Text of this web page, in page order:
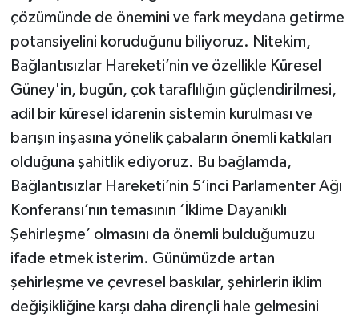
çözümünde de önemini ve fark meydana getirme
potansiyelini koruduğunu biliyoruz. Nitekim,
Bağlantısızlar Hareketi’nin ve özellikle Küresel
Güney'in, bugün, çok taraflılığın güçlendirilmesi,
adil bir küresel idarenin sistemin kurulması ve
barışın inşasına yönelik çabaların önemli katkıları
olduğuna şahitlik ediyoruz. Bu bağlamda,
Bağlantısızlar Hareketi’nin 5’inci Parlamenter Ağı
Konferansı’nın temasının ‘İklime Dayanıklı
Şehirleşme’ olmasını da önemli bulduğumuzu
ifade etmek isterim. Günümüzde artan
şehirleşme ve çevresel baskılar, şehirlerin iklim
değişikliğine karşı daha dirençli hale gelmesini